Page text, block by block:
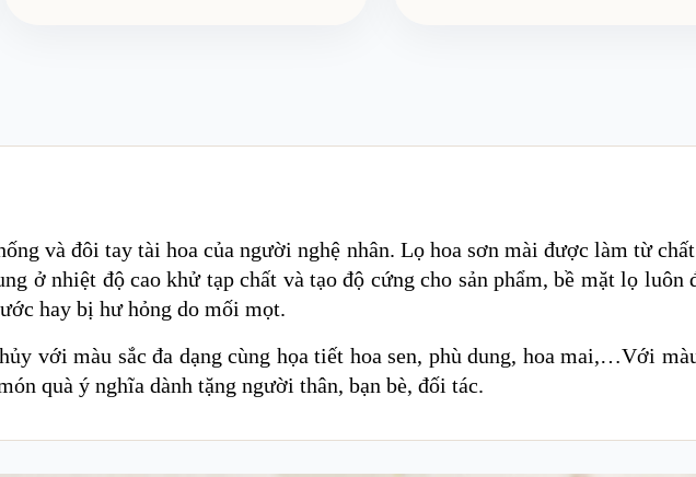
và đôi tay tài hoa của người nghệ nhân. Lọ hoa sơn mài được làm từ
ở nhiệt độ cao khử tạp chất và tạo độ cứng cho sản phẩm, bề mặt lọ luôn
hay bị hư hỏng do mối mọt.
với màu sắc đa dạng cùng họa tiết hoa sen, phù dung, hoa mai,…Với
quà ý nghĩa dành tặng người thân, bạn bè, đối tác.